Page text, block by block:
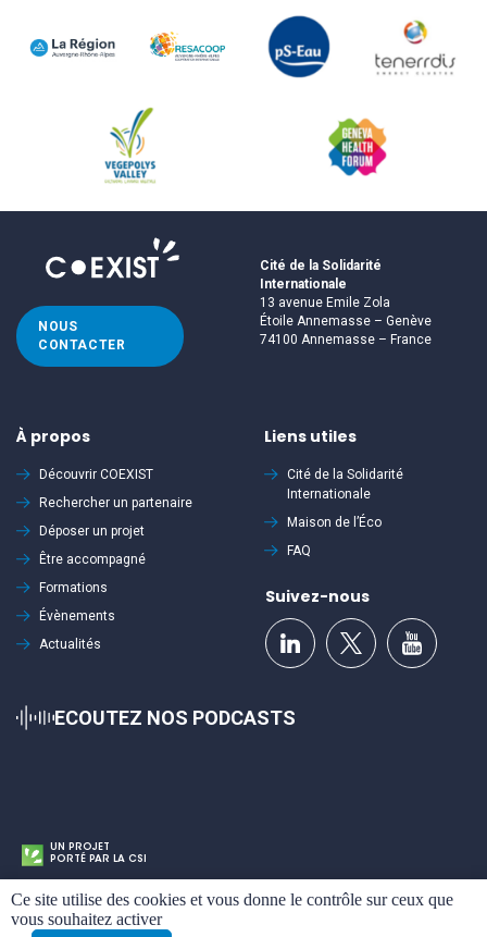
NOUS
CONTACTER
Cité de la Solidarité
Internationale
13 avenue Emile Zola
Étoile Annemasse – Genève
74100 Annemasse – France
À propos
Découvrir COEXIST
Rechercher un partenaire
Déposer un projet
Être accompagné
Formations
Évènements
Actualités
Liens utiles
Cité de la Solidarité
Internationale
Maison de l’Éco
FAQ
Suivez-nous
ECOUTEZ NOS PODCASTS
UN PROJET
PORTÉ PAR LA CSI
Mentions légalesPolitique de confidentialitéPlan du site Cookies
Ce site utilise des cookies et vous donne le contrôle sur ceux que
vous souhaitez activer